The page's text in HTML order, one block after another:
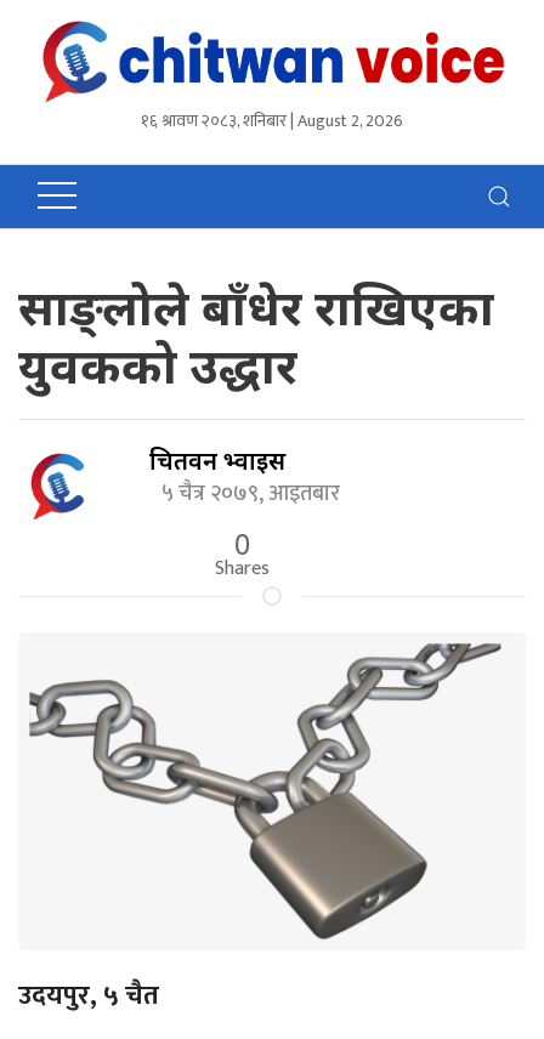
१६ श्रावण २०८३, शनिबार | August 2, 2026
साङ्लोले बाँधेर राखिएका
युवकको उद्धार
चितवन भ्वाईस
५ चैत्र २०७९, आइतबार
0
Shares
उदयपुर, ५ चैत